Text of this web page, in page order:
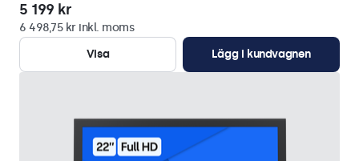
5 199 kr
6 498,75 kr inkl. moms
Visa
Lägg i kundvagnen